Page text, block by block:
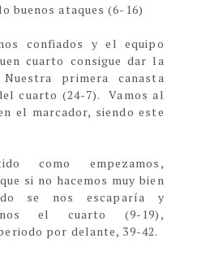
buenos ataques (6-16)
confiados y el equipo
cuarto consigue dar la
primera canasta
cuarto (24-7). Vamos al
el marcador, siendo este
como empezamos,
si no hacemos muy bien
se nos escaparía y
el cuarto (9-19),
por delante, 39-42.